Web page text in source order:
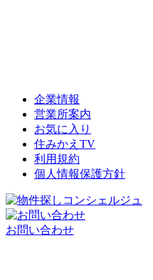
企業情報
営業所案内
お気に入り
住みかえTV
利用規約
個人情報保護方針
お問い合わせ